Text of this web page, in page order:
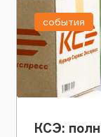
КСЭ:
события